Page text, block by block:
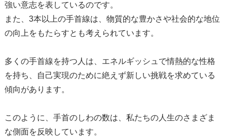
強い意志を表しているのです。
また、3本以上の手首線は、物質的な豊かさや社会的な地位
の向上をもたらすとも考えられています。
多くの手首線を持つ人は、エネルギッシュで情熱的な性格
を持ち、自己実現のために絶えず新しい挑戦を求めている
傾向があります。
このように、手首のしわの数は、私たちの人生のさまざま
な側面を反映しています。